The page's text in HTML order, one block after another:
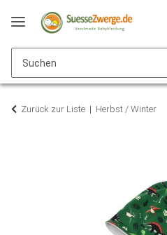
Zurück zur Liste Herbst / Winter